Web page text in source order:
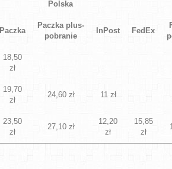
Polska
Paczka
Paczka plus-
pobranie
InPost FedEx
18,50
zł
19,70
zł
24,60 zł 11 zł
23,50
zł
27,10 zł
12,20
zł
15,85
zł